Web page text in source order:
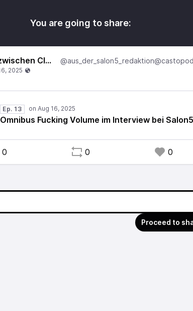
You are going to share:
Alles zwischen Club und Museum
Ep. 13
Omnibus Fucking Volume im Interview bei Salon5
0 0 0
Proceed to